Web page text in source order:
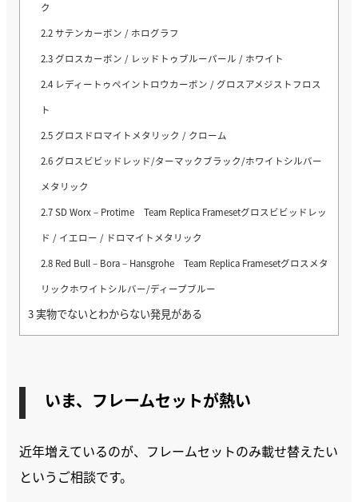
ク
2.2サテンカーボン / ホログラフ
2.3 グロスカーボン / レッドトゥブルーパール / ホワイト
2.4 レディートゥペイントロウカーボン / グロスアメジストフロス
ト
2.5 グロスドロマイトメタリック / クローム
2.6 グロスビビッドレッド/ターマックブラック/ホワイトシルバー
メタリック
2.7SD Worx – Protime Team Replica Framesetグロスビビッドレッ
ド / イエロー / ドロマイトメタリック
2.8 Red Bull – Bora – Hansgrohe Team Replica Framesetグロスメタ
リックホワイトシルバー/ディープブルー
3実物でないとわからない発見がある
いま、フレームセットが熱い
近年増えているのが、フレームセットのみ載せ替えたい
というご相談です。